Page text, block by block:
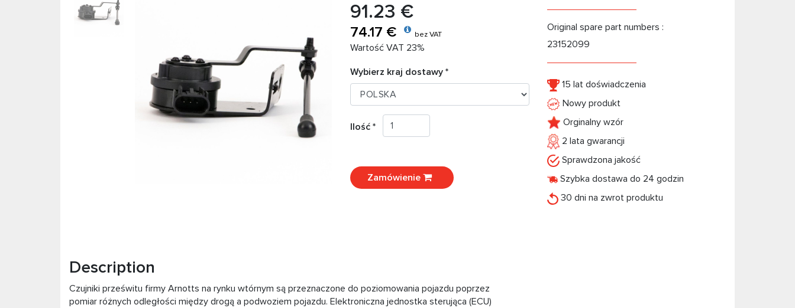
91.23 €
74.17 € bez VAT
Wartość VAT 23%
Wybierz kraj dostawy *
Ilość *
Zamówienie
Original spare part numbers :
23152099
15 lat doświadczenia
Nowy produkt
Orginalny wzór
2 lata gwarancji
Sprawdzona jakość
Szybka dostawa do 24 godzin
30 dni na zwrot produktu
Description
Czujniki prześwitu firmy Arnotts na rynku wtórnym są przeznaczone do poziomowania pojazdu poprzez
pomiar różnych odległości między drogą a podwoziem pojazdu. Elektroniczna jednostka sterująca (ECU)